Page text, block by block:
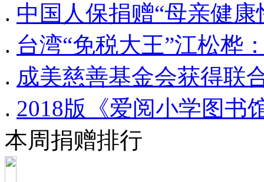
. 中国人保捐赠“母亲健
. 台湾“免税大王”江松桦
. 成美慈善基金会获得联
. 2018版《爱阅小学图书
本周捐赠排行